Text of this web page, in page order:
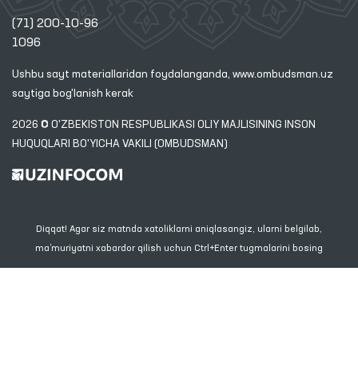
(71) 200-10-96
1096
Ushbu sayt materiallaridan foydalanganda, www.ombudsman.uz
saytiga bog'lanish kerak
2026 © O'ZBEKISTON RESPUBLIKASI OLIY MAJLISINING INSON
HUQUQLARI BO'YICHA VAKILI (OMBUDSMAN)
Diqqat! Agar siz matnda xatoliklarni aniqlasangiz, ularni belgilab,
ma’muriyatni xabardor qilish uchun Ctrl+Enter tugmalarini bosing